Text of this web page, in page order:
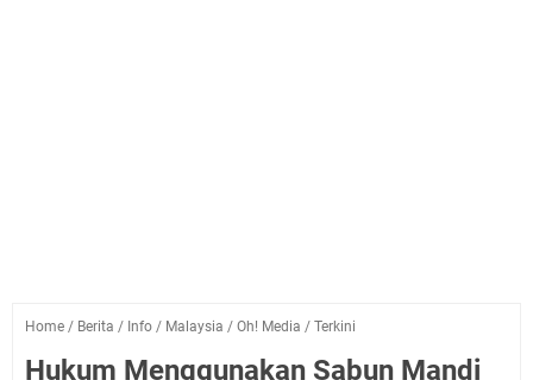
Home / Berita / Info / Malaysia / Oh! Media / Terkini
Hukum Menggunakan Sabun Mandi